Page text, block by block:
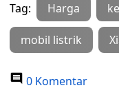
Tag: Harga
mobil listrik
0 Komentar